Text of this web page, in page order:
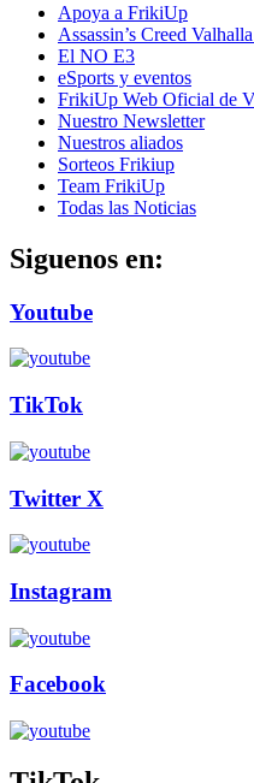
Apoya a FrikiUp
Assassin’s Creed
El NO E3
eSports y eventos
FrikiUp Web Oficial de
Nuestro Newsletter
Nuestros aliados
Sorteos Frikiup
Team FrikiUp
Todas las Noticias
Siguenos en:
Youtube
TikTok
Twitter X
Instagram
Facebook